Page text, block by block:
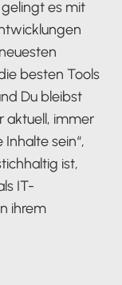
gelingt es mit
besten Tools
Du bleibst
aktuell, immer
sein“,
ist,
IT-
ihrem